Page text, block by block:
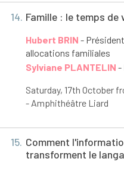
14. Famille : le temps de
Hubert BRIN -
allocations familiales
Sylviane PLANTELIN -
Saturday, 17th October
- Amphithéâtre Liard
15. Comment
transforment le